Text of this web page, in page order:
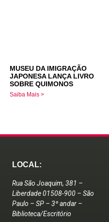
MUSEU DA IMIGRAÇÃO
JAPONESA LANÇA LIVRO
SOBRE QUIMONOS
Saiba Mais >
LOCAL:
Rua São Joaquim, 381 –
Liberdade 01508-900 – São
Paulo – SP – 3º andar –
Biblioteca/Escritório